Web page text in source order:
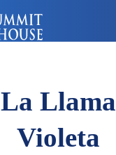
La Llama
Violeta